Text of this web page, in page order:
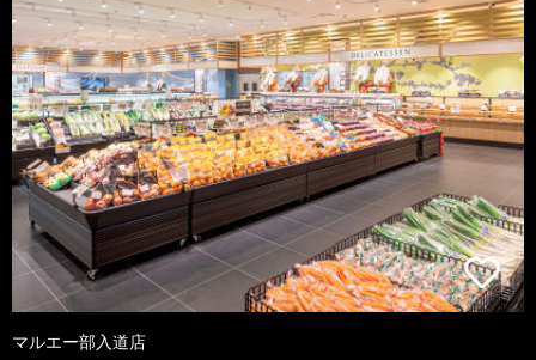
マルエー部入道店